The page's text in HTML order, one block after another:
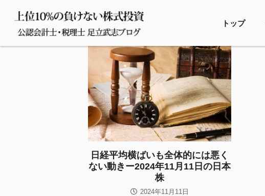
トップ
日経平均横ばいも全体的には悪く
ない動きー2024年11月11日の日本
株
2024年11月11日